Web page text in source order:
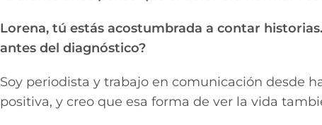
Lorena, tú estás acostumbrada a contar
antes del diagnóstico?
Soy periodista y trabajo en comunicación desde
positiva, y creo que esa forma de ver la vida